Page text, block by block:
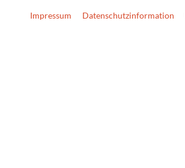
Impressum Datenschutzinformation